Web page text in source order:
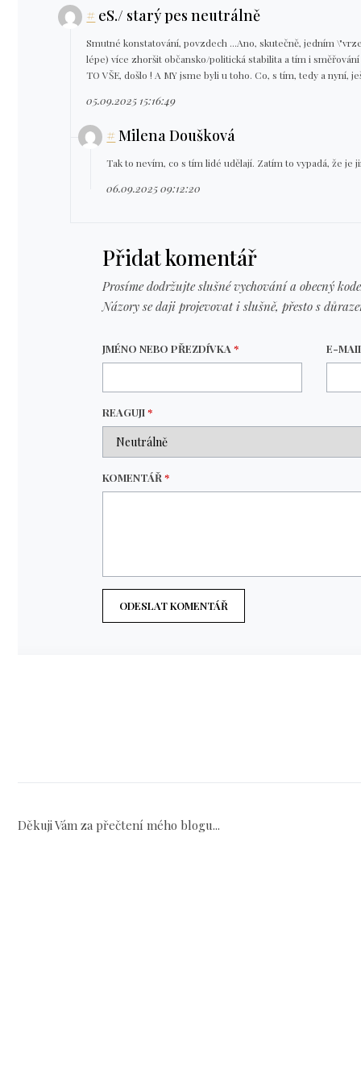
# eS./ starý pes neutrálně
Smutné konstatování, povzdech ...Ano, skutečně, jedním
lépe) více zhoršit občansko/politická stabilita a tím i
TO VŠE, došlo ! A MY jsme byli u toho. Co, s tím, tedy a nyní,
05.09.2025 15:16:49
#Milena Doušková
Tak to nevím, co s tím lidé udělají. Zatím to vypadá, že je
06.09.2025 09:12:20
Přidat komentář
Prosíme dodržujte slušné vychování a obecný
Názory se daji projevovat i slušně, přesto s
JMÉNO NEBO PŘEZDÍVKA* E-
REAGUJI*
KOMENTÁŘ*
ODESLAT KOMENTÁŘ
Děkuji Vám za přečtení mého blogu...